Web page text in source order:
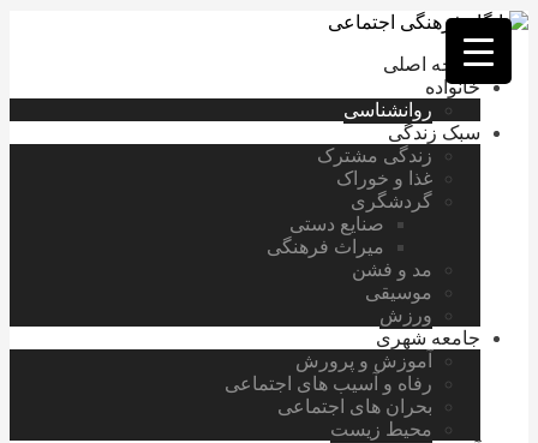
فصد
خون
غرب
تهران
خشکشویی
تصفیه
تهران
صفحه اصلی
خانواده
روانشناسی
سبک زندگی
زندگی مشترک
غذا و خوراک
گردشگری
صنایع دستی
میراث فرهنگی
مد و فشن
موسیقی
ورزش
جامعه شهری
آموزش و پرورش
رفاه و آسیب های اجتماعی
بحران های اجتماعی
محیط زیست